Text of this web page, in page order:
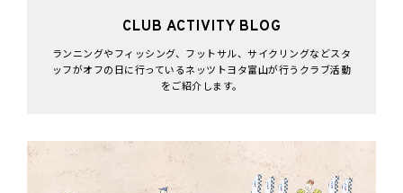
CLUB ACTIVITY BLOG
ランニングやフィッシング、フットサル、サイクリングなどスタ
ッフがオフの日に行っているネッツトヨタ富山が行うクラブ活動
をご紹介します。